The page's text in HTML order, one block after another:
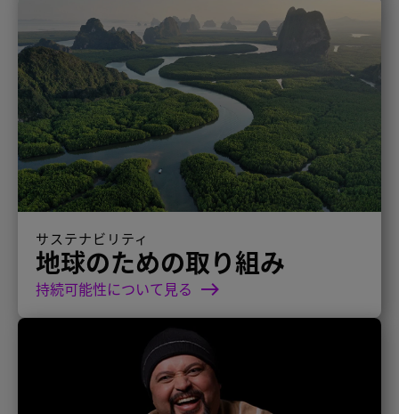
サステナビリティ
地球のための取り組み
持続可能性について見る